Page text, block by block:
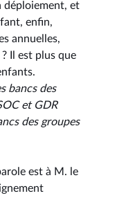
déploiement, et
enfin,
annuelles,
Il est plus que
bancs des
et GDR
des groupes
est à M. le